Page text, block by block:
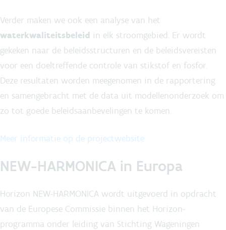
Verder maken we ook een analyse van het
waterkwaliteitsbeleid in elk stroomgebied. Er wordt
gekeken naar de beleidsstructuren en de beleidsvereisten
voor een doeltreffende controle van stikstof en fosfor.
Deze resultaten worden meegenomen in de rapportering
en samengebracht met de data uit modellenonderzoek om
zo tot goede beleidsaanbevelingen te komen.
Meer informatie op de projectwebsite
NEW-HARMONICA in Europa
Horizon NEW-HARMONICA wordt uitgevoerd in opdracht
van de Europese Commissie binnen het Horizon-
programma onder leiding van Stichting Wageningen